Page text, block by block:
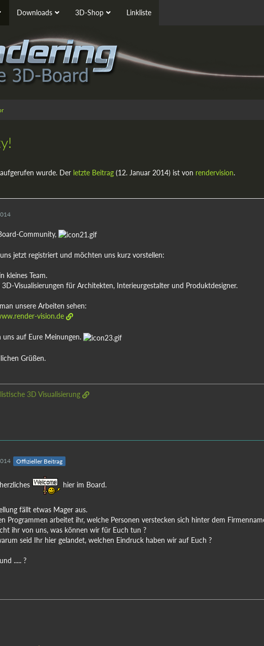
Downloads 3D-Shop Linkliste
wurde. Der letzte Beitrag (12. Januar 2014) ist von rendervision.
Community,
jetzt registriert und möchten uns kurz vorstellen:
kleines Team.
Visualisierungen für Architekten, Interieurgestalter und Produktdesigner.
unsere Arbeiten sehen:
vision.de
auf Eure Meinungen.
Grüßen.
3D Visualisierung
Offizieller Beitrag
hier im Board.
fällt etwas Mager aus.
Programmen arbeitet ihr, welche Personen verstecken sich hinter dem
ihr von uns, was können wir für Euch tun ?
seid Ihr hier gelandet, welchen Eindruck haben wir auf Euch ?
..... ?